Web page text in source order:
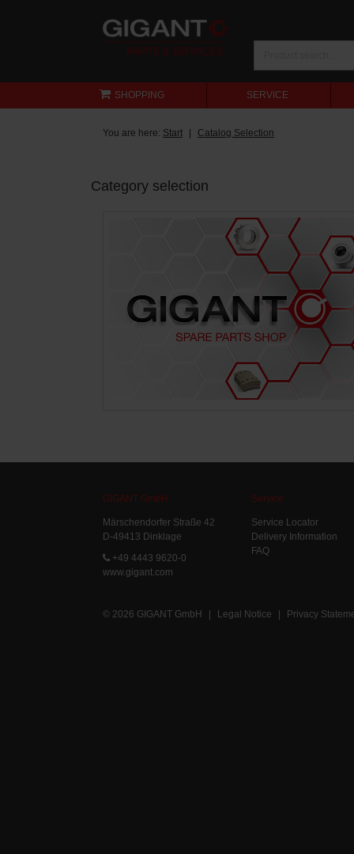
SHOPPING SERVICE
You are here: Start Catalog Selection
Category selection
GIGANT GmbH
Märschendorfer Straße 42
D-49413 Dinklage
+49 4443 9620-0
www.gigant.com
Service
Service Locator
Delivery Information
FAQ
© 2026 GIGANT GmbH | Legal Notice | Privacy